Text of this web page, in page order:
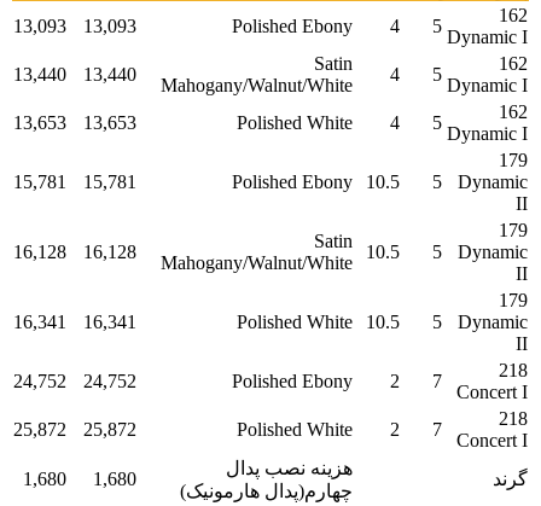
162
Dynamic I
5
4
Polished Ebony
13,093
13,093
162
Dynamic I
5
4
Satin
Mahogany/Walnut/White
13,440
13,440
162
Dynamic I
5
4
Polished White
13,653
13,653
179
Dynamic
II
5
10.5
Polished Ebony
15,781
15,781
179
Dynamic
II
5
10.5
Satin
Mahogany/Walnut/White
16,128
16,128
179
Dynamic
II
5
10.5
Polished White
16,341
16,341
218
Concert I
7
2
Polished Ebony
24,752
24,752
218
Concert I
7
2
Polished White
25,872
25,872
گرند
هزینه نصب پدال
چهارم(پدال هارمونیک)
1,680
1,680